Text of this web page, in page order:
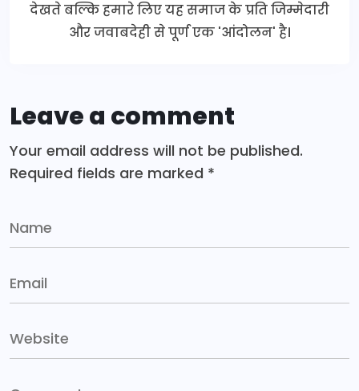
देखते बल्कि हमारे लिए यह समाज के प्रति जिम्मेदारी
और जवाबदेही से पूर्ण एक 'आंदोलन' है।
Leave a comment
Your email address will not be published.
Required fields are marked *